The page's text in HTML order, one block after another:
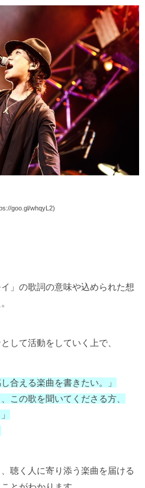
goo.gl/whqyL2)
」の歌詞の意味や込められた想
して活動をしていく上で、
合える楽曲を書きたい。」
この歌を聞いてくださる方、
聴く人に寄り添う楽曲を届ける